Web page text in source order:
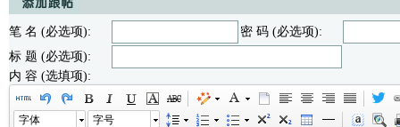
笔 名 (必选项):
密 码 (必选项):
标 题 (必选项):
内 容 (选填项):
字体 字号